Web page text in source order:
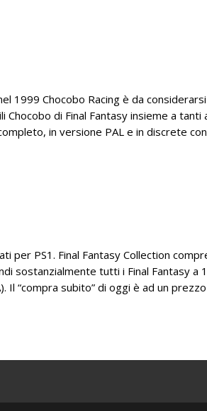
1999 Chocobo Racing è da
di Final Fantasy insieme a tanti
in versione PAL e in discrete
per PS1. Final Fantasy Collection
sostanzialmente tutti i Final Fantasy a
Il “compra subito” di oggi è ad un